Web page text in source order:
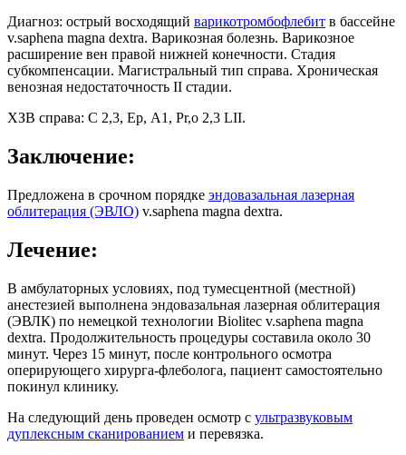
Диагноз: острый восходящий варикотромбофлебит в бассейне
v.saphena magna dextra. Варикозная болезнь. Варикозное
расширение вен правой нижней конечности. Стадия
субкомпенсации. Магистральный тип справа. Хроническая
венозная недостаточность II стадии.
ХЗВ справа: С 2,3, Ер, А1, Pr,о 2,3 LII.
Заключение:
Предложена в срочном порядке эндовазальная лазерная
облитерация (ЭВЛО) v.saphena magna dextra.
Лечение:
В амбулаторных условиях, под тумесцентной (местной)
анестезией выполнена эндовазальная лазерная облитерация
(ЭВЛК) по немецкой технологии Biolitec v.saphena magna
dextra. Продолжительность процедуры составила около 30
минут. Через 15 минут, после контрольного осмотра
оперирующего хирурга-флеболога, пациент самостоятельно
покинул клинику.
На следующий день проведен осмотр с ультразвуковым
дуплексным сканированием и перевязка.